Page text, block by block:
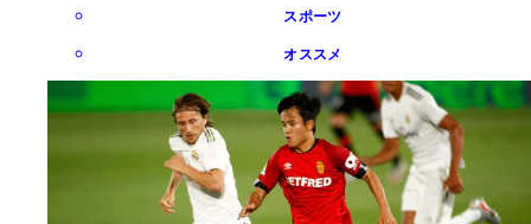
スポーツ
オススメ